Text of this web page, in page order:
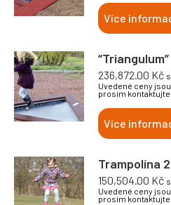
Více
236,872.00 Kč
Uvedené ceny
prosím kontaktujte.
Více
Trampolína
150,504.00 Kč
Uvedené ceny
prosím kontaktujte.